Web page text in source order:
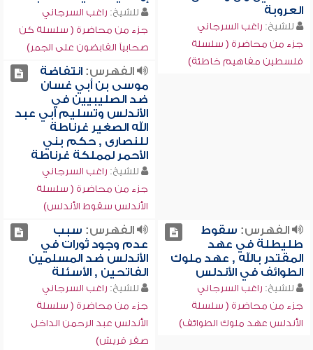
العروبة
للشيخ: راغب السرجاني
جزء من محاضرة ( سلسلة
فلسطين مفاهيم خاطئة)
للشيخ: راغب السرجاني
جزء من محاضرة ( سلسلة كن
صحابياً القابضون على الجمر)
الفهرس:انتفاضة
موسى بن أبي غسان
ضد الصليبيين في
الأندلس وتسليم أبي عبد
الله الصغير غرناطة
للنصارى , حكم بني
الأحمر لمملكة غرناطة
للشيخ: راغب السرجاني
جزء من محاضرة ( سلسلة
الأندلس سقوط الأندلس)
الفهرس: سقوط
طليطلة في عهد
المقتدر بالله , عهد ملوك
الطوائف في الأندلس
للشيخ: راغب السرجاني
جزء من محاضرة ( سلسلة
الأندلس عهد ملوك الطوائف)
الفهرس: سبب
عدم وجود ثورات في
الأندلس ضد المسلمين
الفاتحين , الأسئلة
للشيخ: راغب السرجاني
جزء من محاضرة ( سلسلة
الأندلس عبد الرحمن الداخل
صقر قريش)